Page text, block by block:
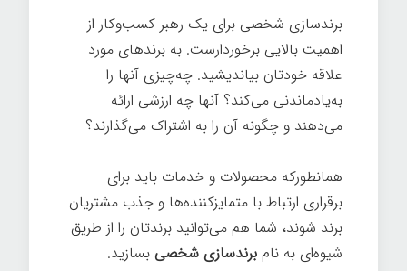
برندسازی شخصی برای یک رهبر کسب‌وکار از
اهمیت بالایی برخوردارست. به برندهای مورد
علاقه خودتان بیاندیشید. چه‌چیزی آنها را
به‌یادماندنی می‌کند؟ آنها چه ارزشی ارائه
می‌دهند و چگونه آن را به اشتراک می‌گذارند؟
همانطورکه محصولات و خدمات باید برای
برقراری ارتباط با متمایزکننده‌ها و جذب مشتریان
برند شوند، شما هم می‌توانید برندتان را از طریق
شیوه‌ای به نام برندسازی شخصی بسازید.